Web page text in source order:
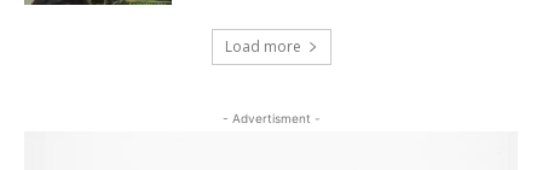
Load more
- Advertisment -